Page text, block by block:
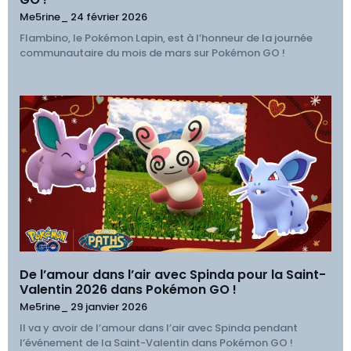
Me5rine_ 24 février 2026
Flambino, le Pokémon Lapin, est à l’honneur de la journée
communautaire du mois de mars sur Pokémon GO !
De l’amour dans l’air avec Spinda pour la Saint-
Valentin 2026 dans Pokémon GO !
Me5rine_ 29 janvier 2026
Il va y avoir de l’amour dans l’air avec Spinda pendant
l’événement de la Saint-Valentin dans Pokémon GO !